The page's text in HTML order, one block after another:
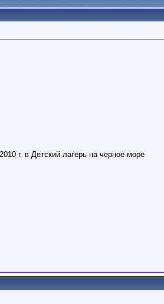
г. в Детский лагерь на черное море